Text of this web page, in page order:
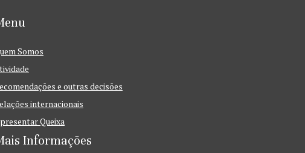
Somos
e outras decisões
internacionais
Queixa
Informações